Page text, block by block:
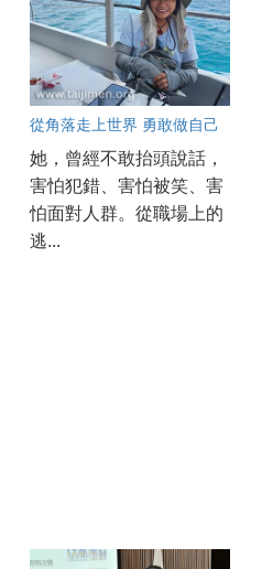
從角落走上世界 勇敢做自己
她，曾經不敢抬頭說話，
害怕犯錯、害怕被笑、害
怕面對人群。從職場上的
逃...